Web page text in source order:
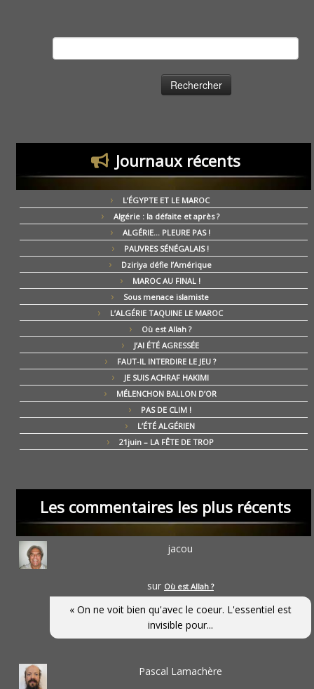
Journaux récents
L’ÉGYPTE ET LE MAROC
Algérie : la défaite et après ?
ALGÉRIE… PLEURE PAS !
PAUVRES SÉNÉGALAIS !
Dziriya défie l’Amérique
MAROC AU FINAL !
Sous menace islamiste
L’ALGÉRIE TAQUINE LE MAROC
Où est Allah ?
J’AI ÉTÉ AGRESSÉE
FAUT-IL INTERDIRE LE JEU ?
JE SUIS ACHRAF HAKIMI
MÉLENCHON BALLON D’OR
PAS DE CLIM !
L’ÉTÉ ALGÉRIEN
21juin – LA FÊTE DE TROP
Les commentaires les plus récents
jacou
sur Où est Allah ?
« On ne voit bien qu'avec le coeur. L'essentiel est
invisible pour...
Pascal Lamachère